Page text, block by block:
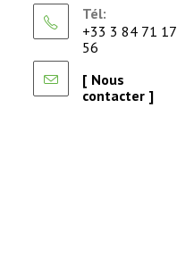
Tél:
+33 3 84 71 17
56
[ Nous
contacter ]